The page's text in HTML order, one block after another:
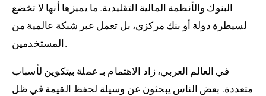
البنوك والأنظمة المالية التقليدية. ما يميزها أنها لا تخضع
لسيطرة دولة أو بنك مركزي، بل تعمل عبر شبكة عالمية من
المستخدمين.
في العالم العربي، زاد الاهتمام بـ عملة بيتكوين لأسباب
متعددة. بعض الناس يبحثون عن وسيلة لحفظ القيمة في ظل